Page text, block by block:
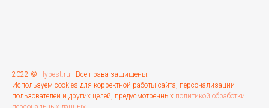
2022 © Hybest.ru - Все права защищены.
Используем cookies для корректной работы сайта, персонализации
пользователей и других целей, предусмотренных политикой обработки